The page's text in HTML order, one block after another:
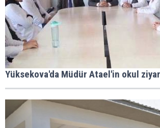
Yüksekova'da Müdür Atael'in okul